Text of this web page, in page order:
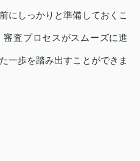
にしっかりと準備しておくこ
査プロセスがスムーズに進
一歩を踏み出すことができま